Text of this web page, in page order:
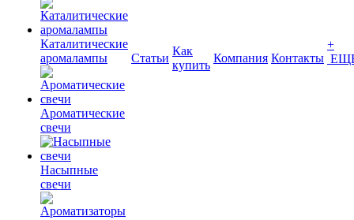
Каталитические
аромалампы
Ароматические
свечи
Насыпные
свечи
Статьи
Как
купить
Компания Контакты
+